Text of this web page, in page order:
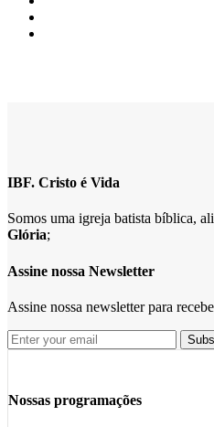
IBF. Cristo é Vida
Somos uma igreja batista bíblica,
Glória;
Assine nossa Newsletter
Assine nossa newsletter para
Nossas programações